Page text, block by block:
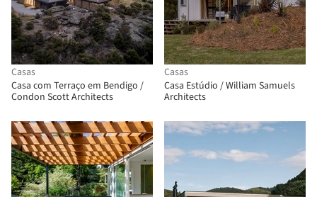
Casas
Casa com Terraço em Bendigo /
Condon Scott Architects
Casas
Casa Estúdio / William Samuels
Architects